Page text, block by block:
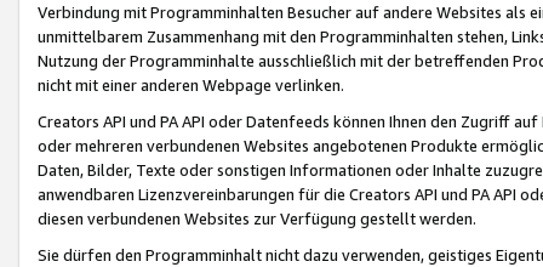
Verbindung mit Programminhalten Besucher auf andere Websites als
unmittelbarem Zusammenhang mit den Programminhalten stehen,
Nutzung der Programminhalte ausschließlich mit der betreffenden
nicht mit einer anderen Webpage verlinken.
Creators API und PA API oder Datenfeeds können Ihnen den Zugriff
oder mehreren verbundenen Websites angebotenen Produkte
Daten, Bilder, Texte oder sonstigen Informationen oder Inhalte
anwendbaren Lizenzvereinbarungen für die Creators API und PA API
diesen verbundenen Websites zur Verfügung gestellt werden.
Sie dürfen den Programminhalt nicht dazu verwenden, geistiges